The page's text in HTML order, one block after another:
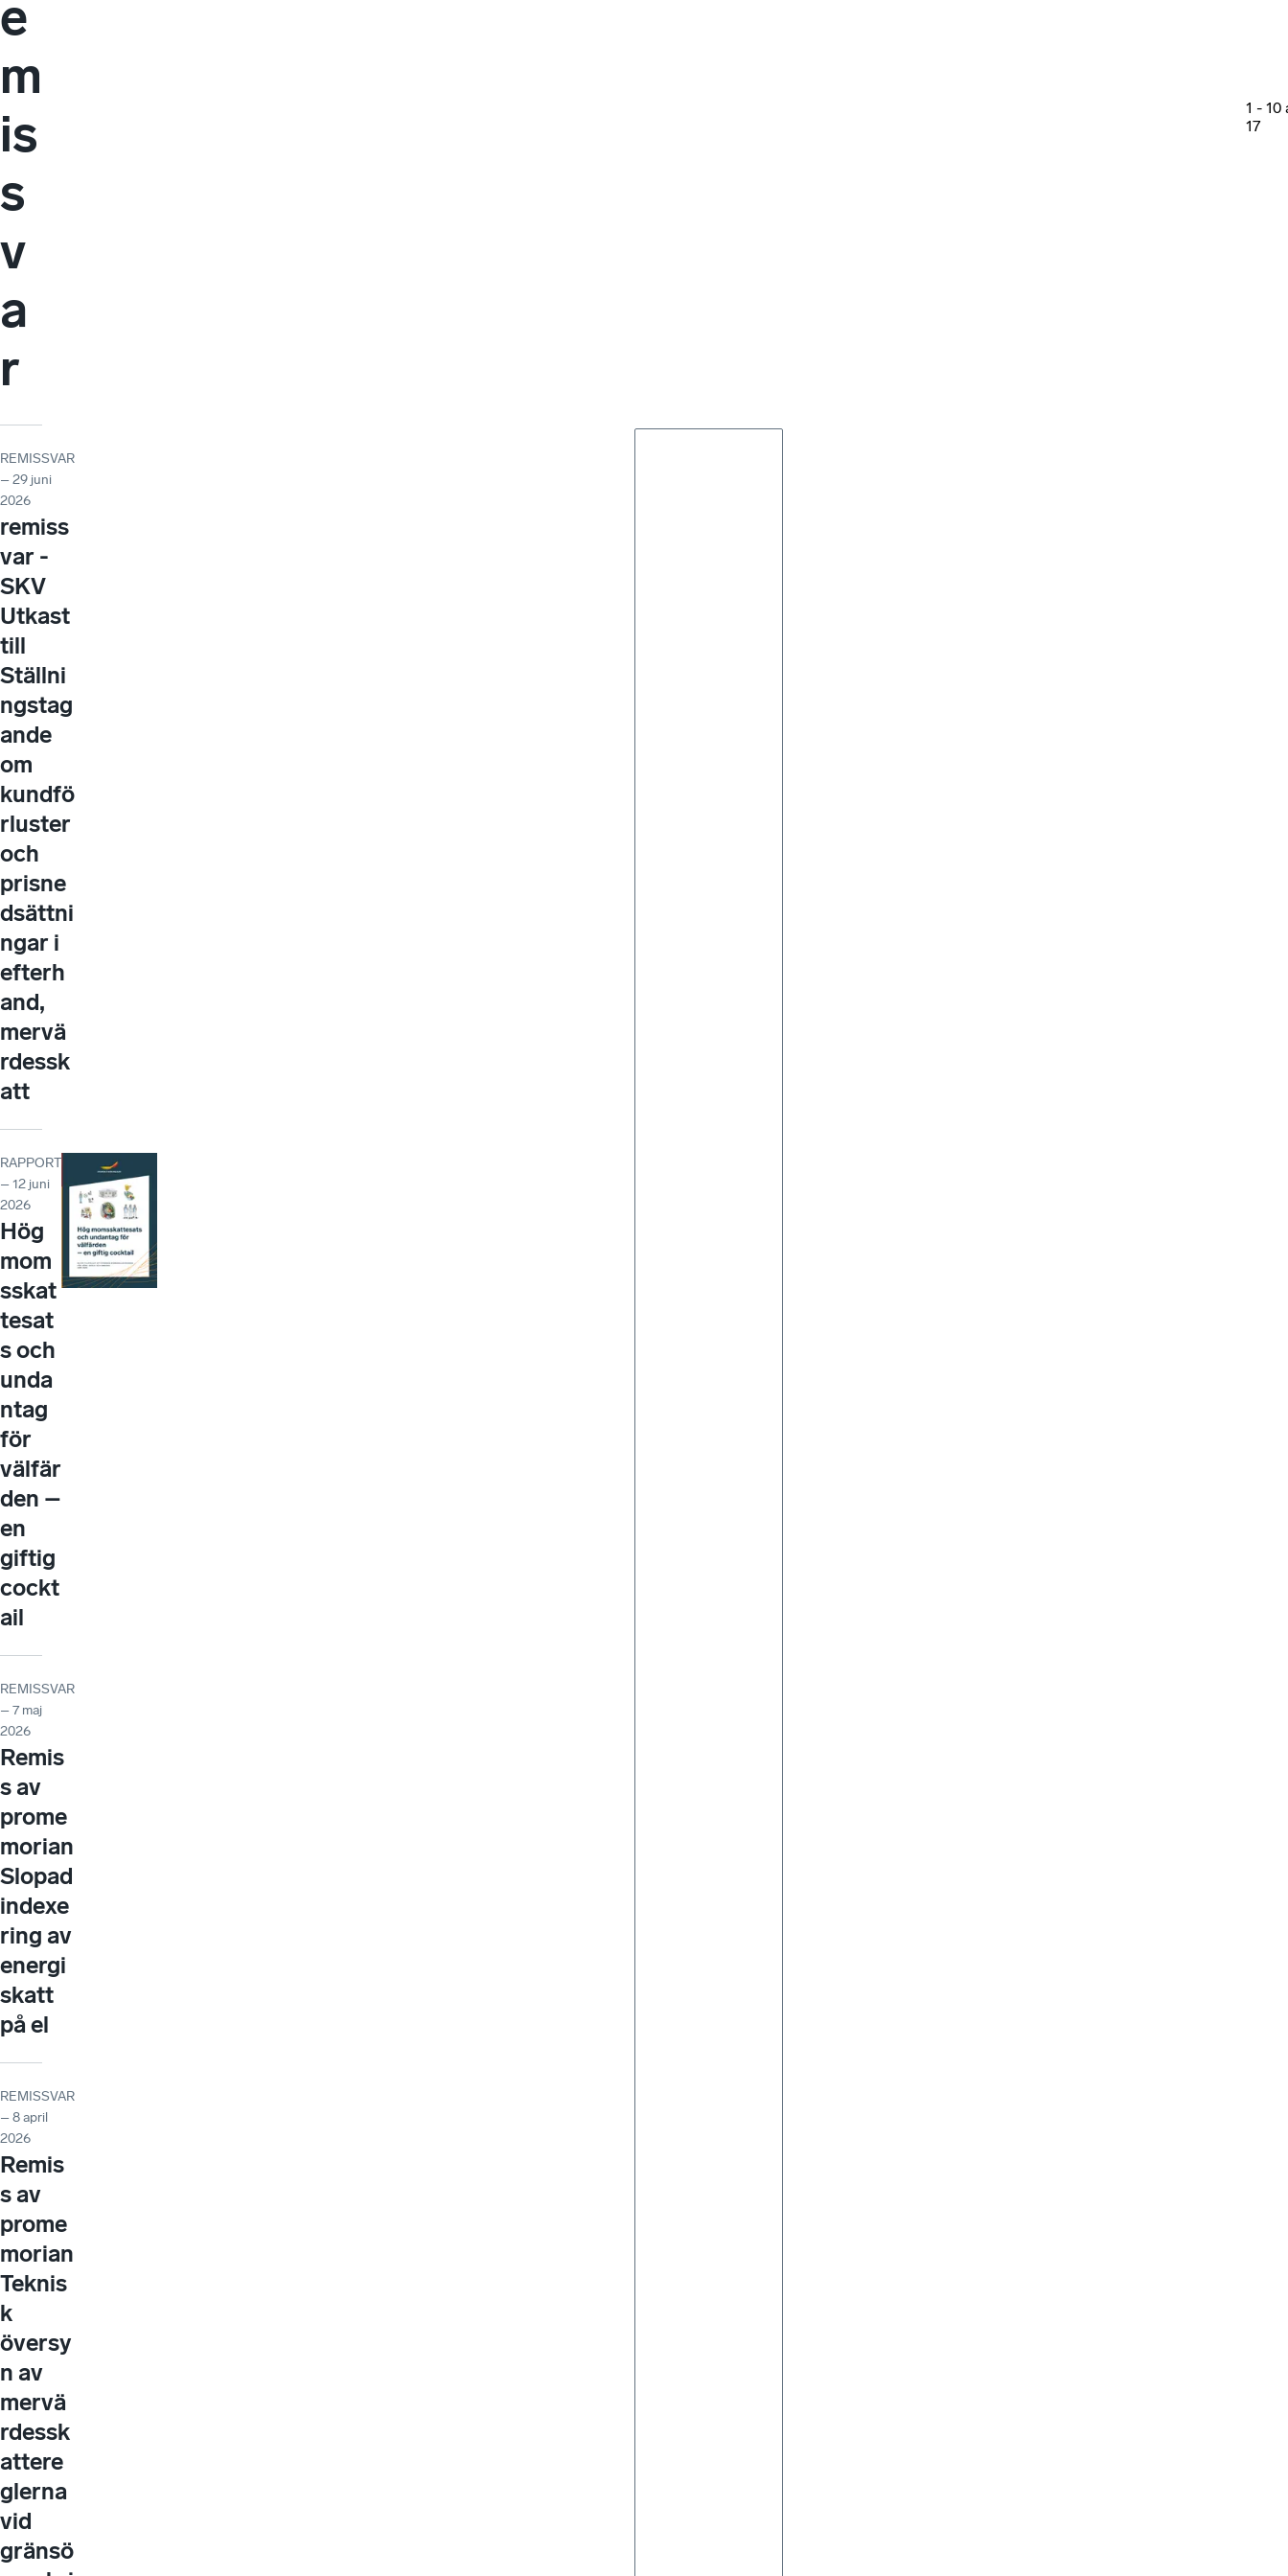
e
m
is
s
v
a
r
1 - 10
17
REMISSVAR
– 29 juni
2026
remiss
var -
SKV
Utkast
till
Ställni
ngstag
ande
om
kundfö
rluster
och
prisne
dsättni
ngar i
efterh
and,
mervä
rdessk
att
RAPPORT
– 12 juni
2026
Hög
mom
sskat
tesat
s och
unda
ntag
för
välfär
den –
en
giftig
cockt
ail
REMISSVAR
– 7 maj
2026
Remis
s av
prome
morian
Slopad
indexe
ring av
energi
skatt
på el
REMISSVAR
– 8 april
2026
Remis
s av
prome
morian
Teknis
k
översy
n av
mervä
rdessk
attere
glerna
vid
gränsö